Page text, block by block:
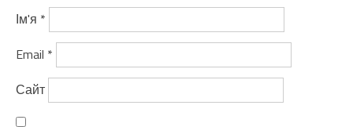
Ім'я *
Email *
Сайт